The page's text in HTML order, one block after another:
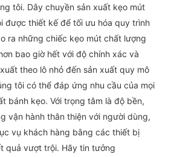
tôi. Dây chuyền sản xuất kẹo mút
được thiết kế để tối ưu hóa quy trình
ra những chiếc kẹo mút chất lượng
bao giờ hết với độ chính xác và
theo lô nhỏ đến sản xuất quy mô
tôi có thể đáp ứng nhu cầu của mọi
bánh kẹo. Với trọng tâm là độ bền,
vận hành thân thiện với người dùng,
vụ khách hàng bằng các thiết bị
quả vượt trội. Hãy tin tưởng